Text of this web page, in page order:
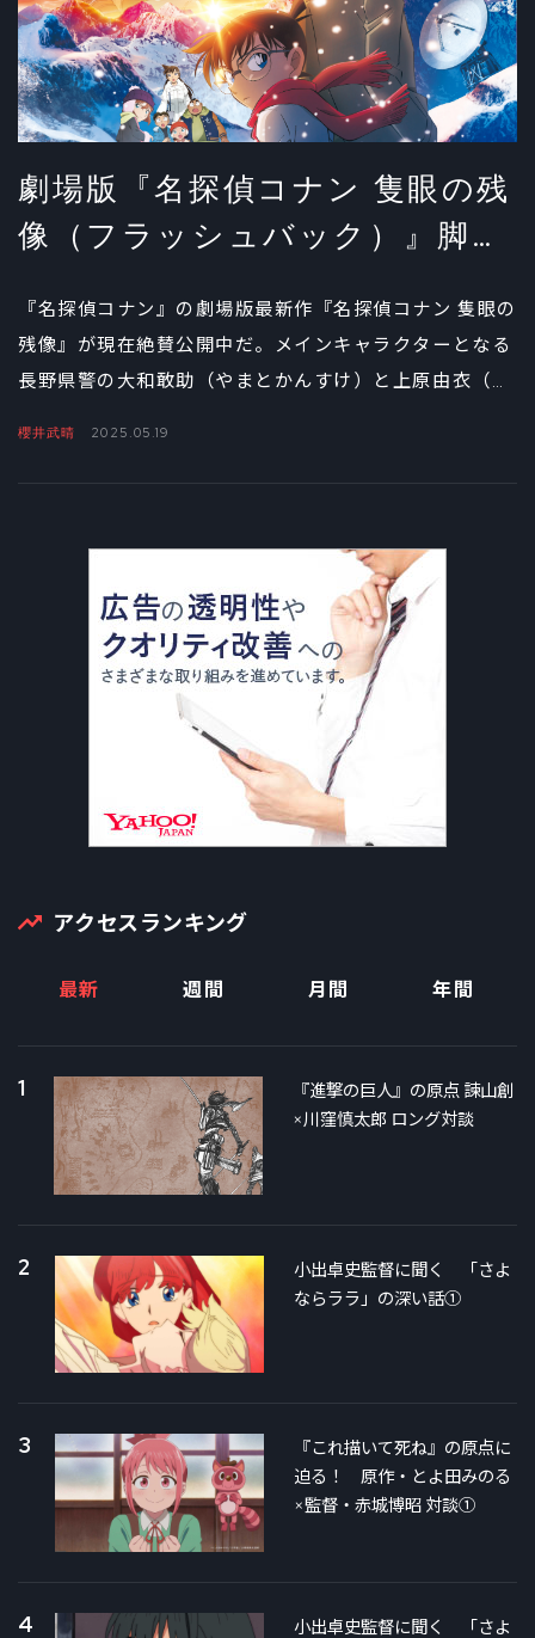
を聞き、全3回でお届けする。第2回は、本作のもうひと
りのキーマンである毛利小五郎の魅力について。
劇場版『名探偵コナン 隻眼の残
像（フラッシュバック）』脚
『名探偵コナン』の劇場版最新作『名探偵コナン 隻眼の
残像』が現在絶賛公開中だ。メインキャラクターとなる
長野県警の大和敢助（やまとかんすけ）と上原由衣（う
武晴を迎え、企画の発端からキャラクターの見せ方など
の脚本術、本作の見どころや今後の野望まで、幅広い角
度で話を聞き、全3回でお届けする。第1回は、キーマン
である長野県警3人の魅力について。
櫻井武晴 2025.05.19
アクセスランキング
最新 週間 月間 年間
1
『進撃の巨人』の原点 諫山創
×川窪慎太郎 ロング対談
2
小出卓史監督に聞く 「さよ
ならララ」の深い話①
3
『これ描いて死ね』の原点に
迫る！ 原作・とよ田みのる
×監督・赤城博昭 対談①
4 小出卓史監督に聞く 「さよ